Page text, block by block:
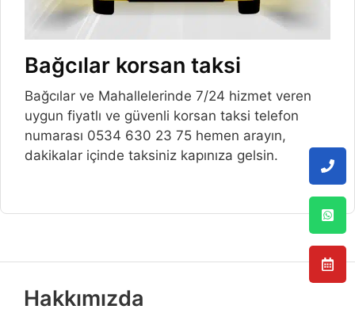
Bağcılar korsan taksi
Bağcılar ve Mahallelerinde 7/24 hizmet veren
uygun fiyatlı ve güvenli korsan taksi telefon
numarası 0534 630 23 75 hemen arayın,
dakikalar içinde taksiniz kapınıza gelsin.
Hakkımızda